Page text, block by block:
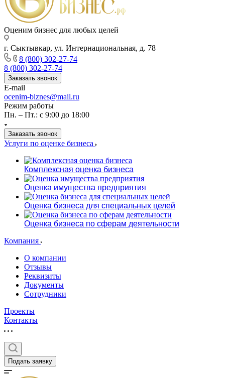
Оценим бизнес для любых целей
г. Сыктывкар, ул. Интернациональная, д. 78
8 (800) 302-27-74
8 (800) 302-27-74
Заказать звонок
E-mail
ocenim-biznes@mail.ru
Режим работы
Пн. – Пт.: с 9:00 до 18:00
Заказать звонок
Услуги по оценке бизнеса
Комплексная оценка бизнеса
Оценка имущества предприятия
Оценка бизнеса для специальных целей
Оценка бизнеса по сферам деятельности
Компания
О компании
Отзывы
Реквизиты
Документы
Сотрудники
Проекты
Контакты
Подать заявку